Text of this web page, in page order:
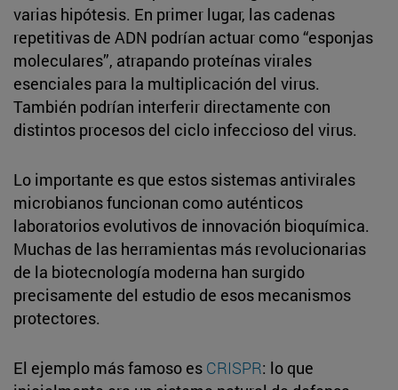
varias hipótesis. En primer lugar, las cadenas
repetitivas de ADN podrían actuar como “esponjas
moleculares”, atrapando proteínas virales
esenciales para la multiplicación del virus.
También podrían interferir directamente con
distintos procesos del ciclo infeccioso del virus.
Lo importante es que estos sistemas antivirales
microbianos funcionan como auténticos
laboratorios evolutivos de innovación bioquímica.
Muchas de las herramientas más revolucionarias
de la biotecnología moderna han surgido
precisamente del estudio de esos mecanismos
protectores.
El ejemplo más famoso es CRISPR: lo que